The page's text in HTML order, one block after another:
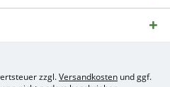
zzgl.Versandkosten und ggf.